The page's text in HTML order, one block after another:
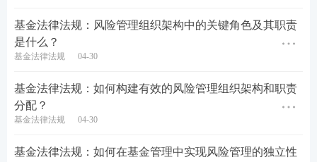
基金法律法规：风险管理组织架构中的关键角色及其职责
是什么？
基金法律法规 04-30
基金法律法规：如何构建有效的风险管理组织架构和职责
分配？
基金法律法规 04-30
基金法律法规：如何在基金管理中实现风险管理的独立性